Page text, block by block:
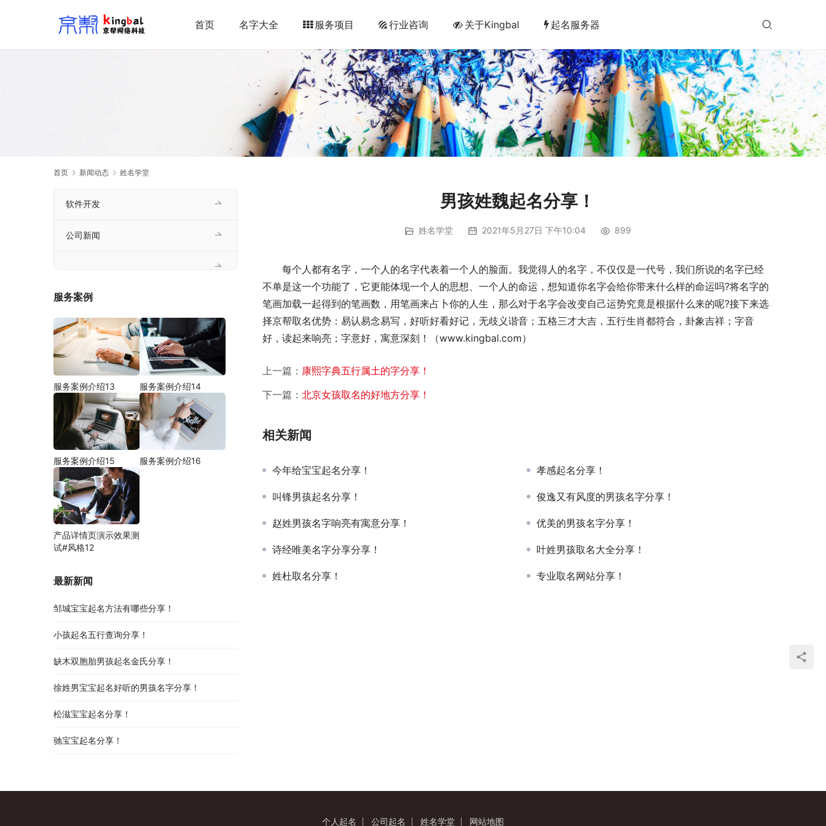
首页 名字大全 服务项目 行业咨询 关于Kingbal 起名服务器
首页 新闻动态 姓名学堂
男孩姓魏起名分享！
姓名学堂 2021年5月27日 下午10:04 899
每个人都有名字，一个人的名字代表着一个人的脸面。我觉得人的名字，不仅仅是一代号，我们所说的名字已经
不单是这一个功能了，它更能体现一个人的思想、一个人的命运，想知道你名字会给你带来什么样的命运吗?将名字的
笔画加载一起得到的笔画数，用笔画来占卜你的人生，那么对于名字会改变自己运势究竟是根据什么来的呢?接下来选
择京帮取名优势：易认易念易写，好听好看好记，无歧义谐音；五格三才大吉，五行生肖都符合，卦象吉祥；字音
好，读起来响亮；字意好，寓意深刻！（www.kingbal.com）
上一篇： 康熙字典五行属土的字分享！
下一篇： 北京女孩取名的好地方分享！
相关新闻
今年给宝宝起名分享！ 孝感起名分享！
叫锋男孩起名分享！ 俊逸又有风度的男孩名字分享！
赵姓男孩名字响亮有寓意分享！ 优美的男孩名字分享！
诗经唯美名字分享分享！ 叶姓男孩取名大全分享！
姓杜取名分享！ 专业取名网站分享！
软件开发
公司新闻
服务案例
服务案例介绍13 服务案例介绍14
服务案例介绍15 服务案例介绍16
产品详情页演示效果测
试#风格12
最新新闻
邹城宝宝起名方法有哪些分享！
小孩起名五行查询分享！
缺木双胞胎男孩起名金氏分享！
徐姓男宝宝起名好听的男孩名字分享！
松滋宝宝起名分享！
驰宝宝起名分享！
个人起名 公司起名 姓名学堂 网站地图